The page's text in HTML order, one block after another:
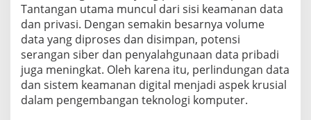
Tantangan utama muncul dari sisi keamanan data
dan privasi. Dengan semakin besarnya volume
data yang diproses dan disimpan, potensi
serangan siber dan penyalahgunaan data pribadi
juga meningkat. Oleh karena itu, perlindungan data
dan sistem keamanan digital menjadi aspek krusial
dalam pengembangan teknologi komputer.